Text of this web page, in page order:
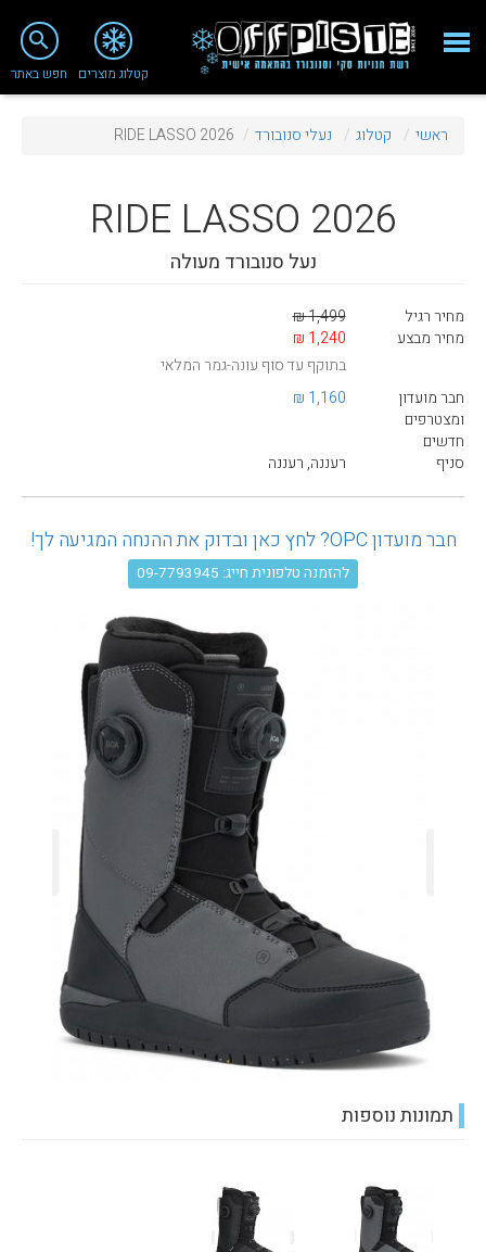
close
ציוד סנובורד
מאמרים
מועדון לקוחות
TeamOPC
עגלת קניות
קטלוג מוצרים
search
חפש באתר
ראשי קטלוג נעלי סנובורד RIDE LASSO 2026
תמונות נוספות
RIDE LASSO 2026
נעל סנובורד מעולה
מחיר רגיל
1,499 ₪
מחיר מבצע
1,240 ₪
בתוקף עד סוף עונה-גמר המלאי
חבר מועדון
ומצטרפים
חדשים
1,160 ₪
סניף רעננה, רעננה
חבר מועדון OPC? לחץ כאן ובדוק את ההנחה המגיעה לך!
להזמנה טלפונית חייג: 09-7793945